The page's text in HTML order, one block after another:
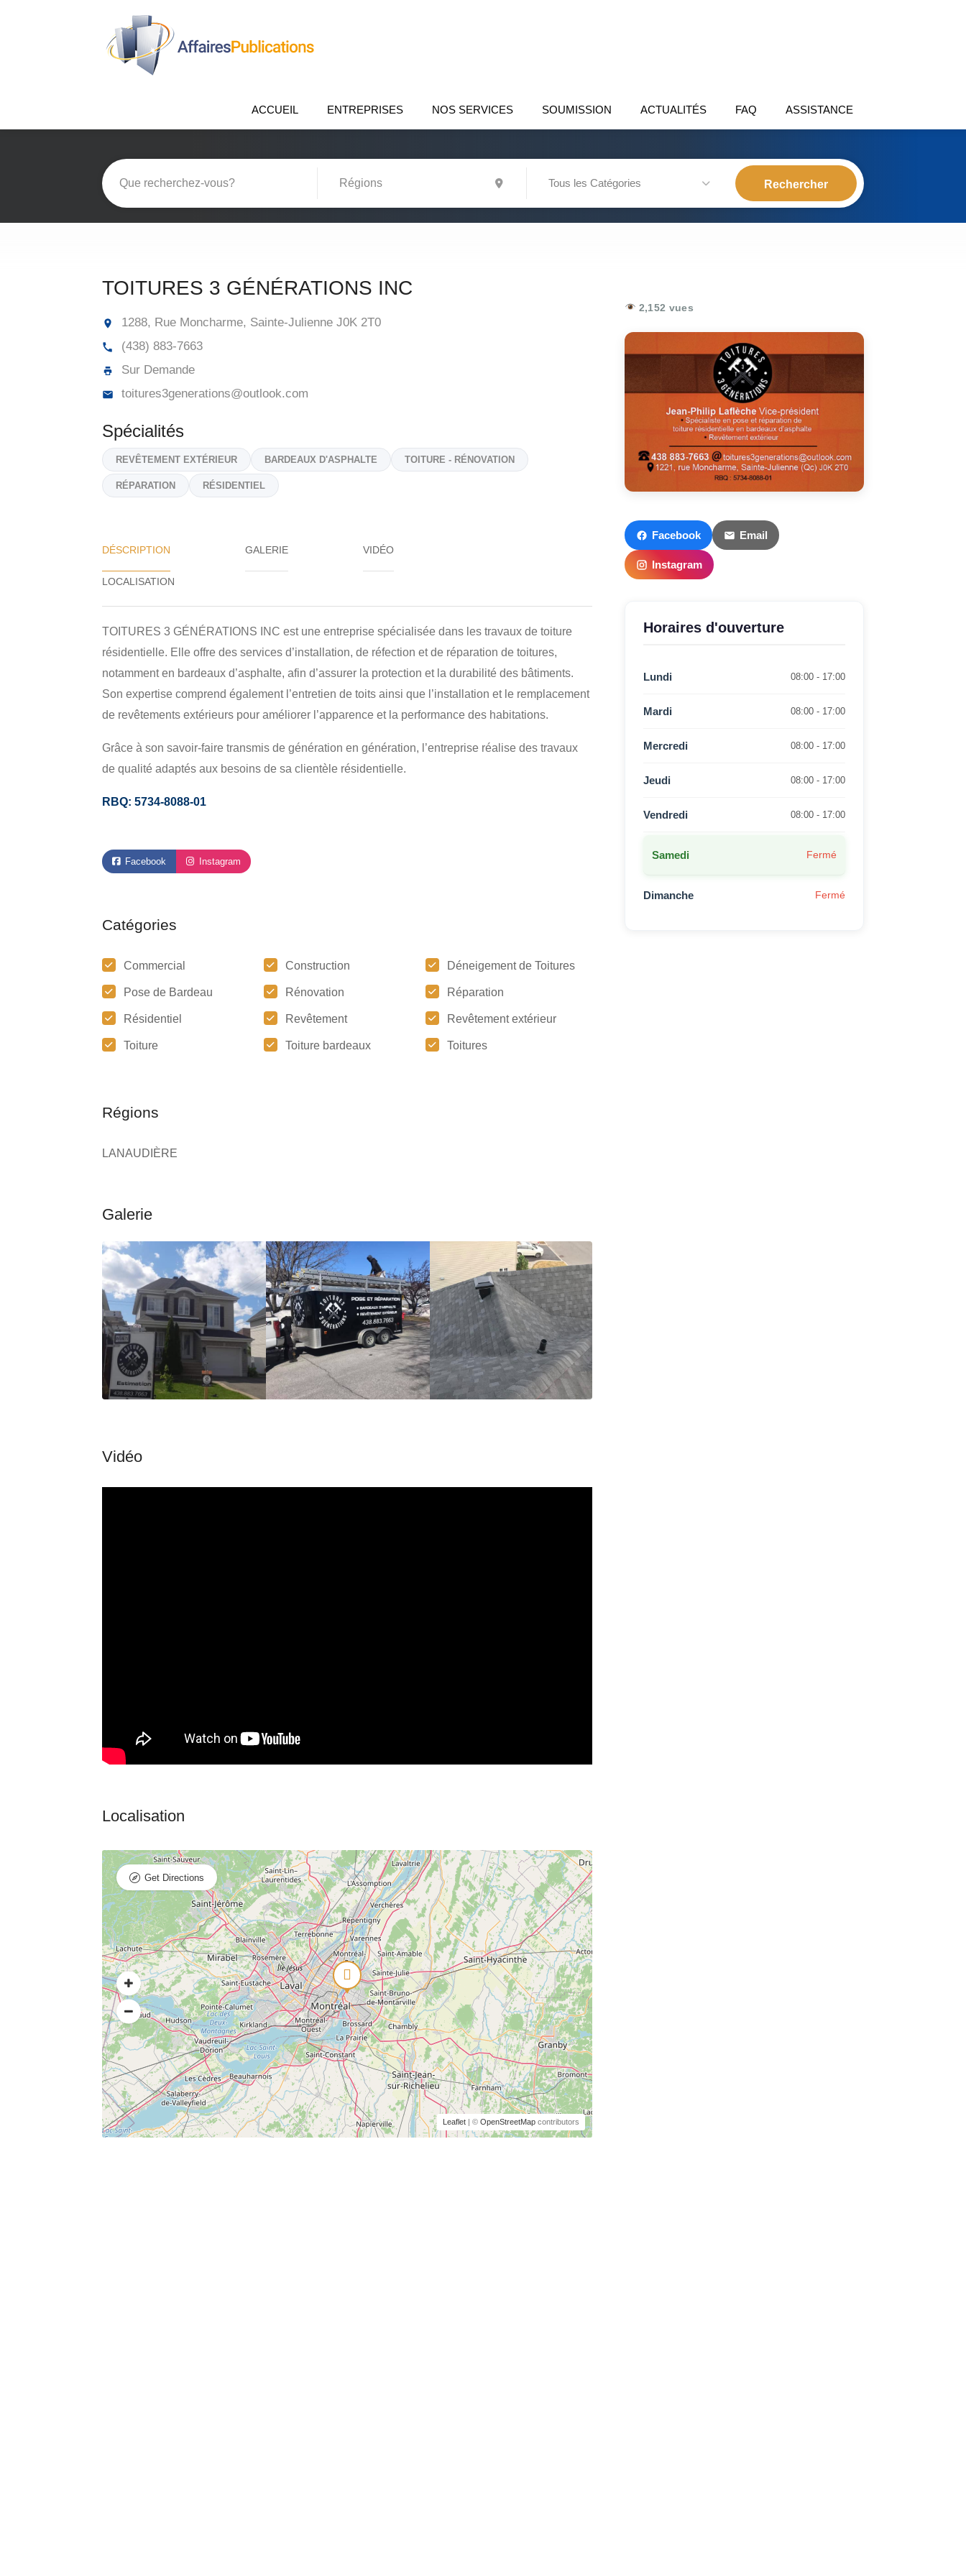
ACCUEIL ENTREPRISES NOS SERVICES SOUMISSION ACTUALITÉS FAQ ASSISTANCE
Tous les Catégories
TOITURES 3 GÉNÉRATIONS INC
1288, Rue Moncharme, Sainte-Julienne J0K 2T0
(438) 883-7663
Sur Demande
toitures3generations@outlook.com
Spécialités
REVÊTEMENT EXTÉRIEUR BARDEAUX D'ASPHALTE TOITURE - RÉNOVATION
RÉPARATION RÉSIDENTIEL
DÉSCRIPTION GALERIE VIDÉO
TOITURES 3 GÉNÉRATIONS INC est une entreprise spécialisée dans les travaux de toiture
résidentielle. Elle offre des services d’installation, de réfection et de réparation de toitures,
notamment en bardeaux d’asphalte, afin d’assurer la protection et la durabilité des bâtiments.
Son expertise comprend également l’entretien de toits ainsi que l’installation et le remplacement
de revêtements extérieurs pour améliorer l’apparence et la performance des habitations.
Grâce à son savoir-faire transmis de génération en génération, l’entreprise réalise des travaux
de qualité adaptés aux besoins de sa clientèle résidentielle.
RBQ: 5734-8088-01
Facebook Instagram
Catégories
Commercial Construction Déneigement de Toitures
Pose de Bardeau Rénovation Réparation
Résidentiel Revêtement Revêtement extérieur
Toiture Toiture bardeaux Toitures
Régions
LANAUDIÈRE
Leaflet| © OpenStreetMapcontributors
Get Directions
2,152 vues
Facebook Email
Instagram
Horaires d'ouverture
Lundi 08:00 - 17:00
Mardi 08:00 - 17:00
Mercredi 08:00 - 17:00
Jeudi 08:00 - 17:00
Vendredi 08:00 - 17:00
Samedi Fermé
Dimanche Fermé